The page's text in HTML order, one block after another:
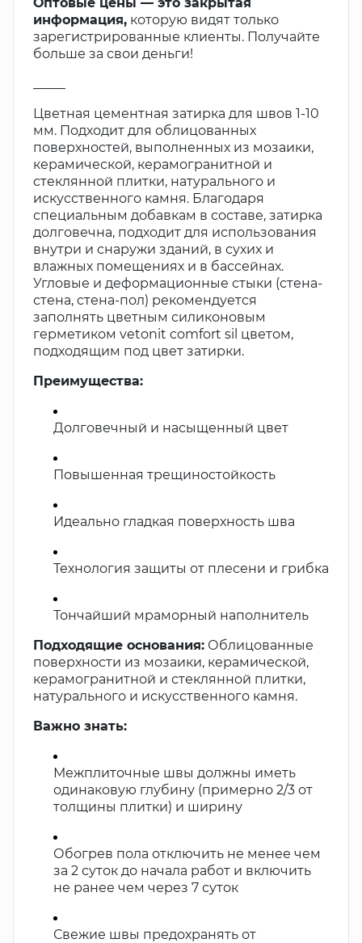
информация, которую видят только
зарегистрированные клиенты. Получайте
больше за свои деньги!
Цветная цементная затирка для швов 1-10
мм. Подходит для облицованных
поверхностей, выполненных из мозаики,
керамической, керамогранитной и
стеклянной плитки, натурального и
искусственного камня. Благодаря
специальным добавкам в составе, затирка
долговечна, подходит для использования
внутри и снаружи зданий, в сухих и
влажных помещениях и в бассейнах.
Угловые и деформационные стыки (стена-
стена, стена-пол) рекомендуется
заполнять цветным силиконовым
герметиком vetonit comfort sil цветом,
подходящим под цвет затирки.
Преимущества:
Долговечный и насыщенный цвет
Повышенная трещиностойкость
Идеально гладкая поверхность шва
Технология защиты от плесени и грибка
Тончайший мраморный наполнитель
Подходящие основания: Облицованные
поверхности из мозаики, керамической,
керамогранитной и стеклянной плитки,
натурального и искусственного камня.
Важно знать:
​​​​​​Межплиточные швы должны иметь
одинаковую глубину (примерно 2/3 от
толщины плитки) и ширину
Обогрев пола отключить не менее чем
за 2 суток до начала работ и включить
не ранее чем через 7 суток
Свежие швы предохранять от